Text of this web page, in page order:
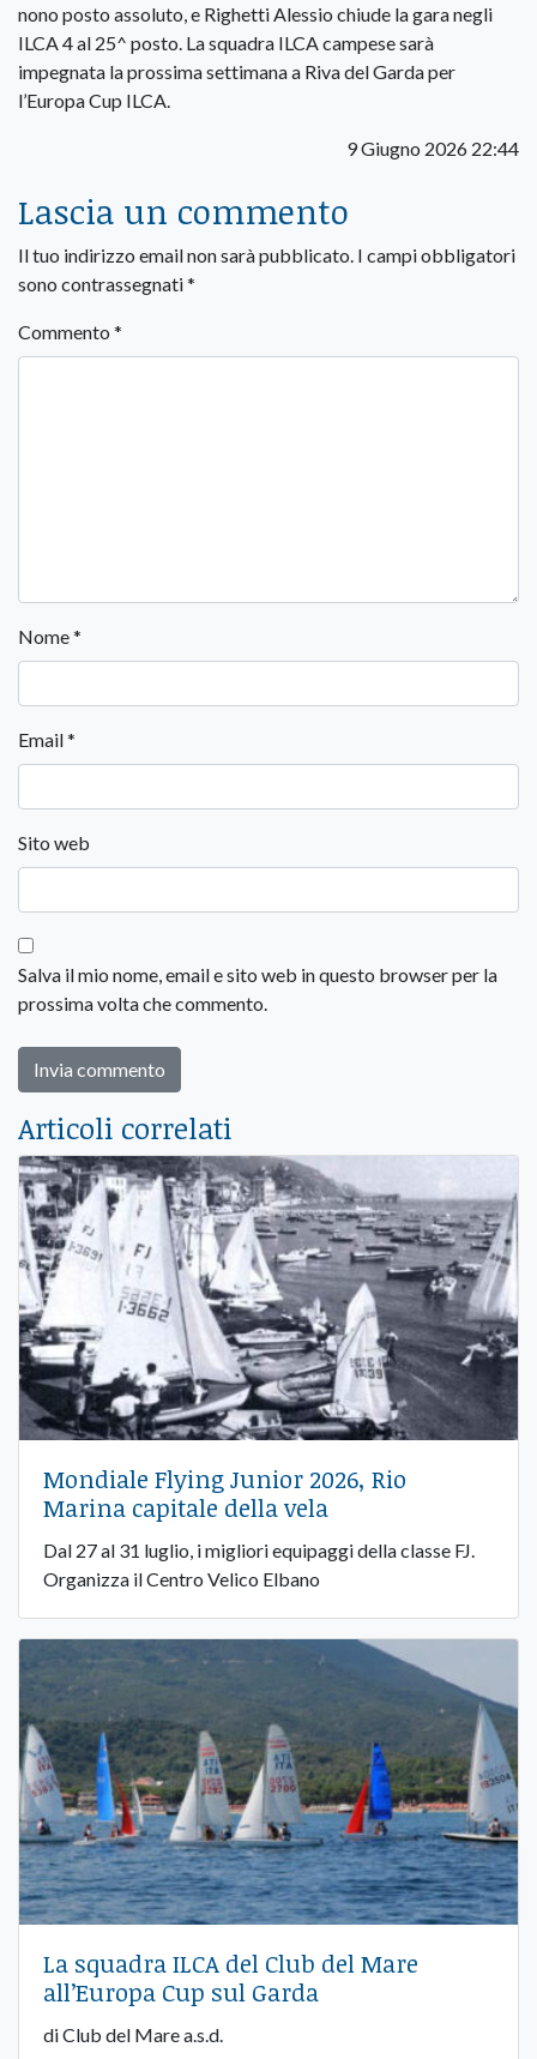
nono posto assoluto, e Righetti Alessio chiude la gara negli
ILCA 4 al 25^ posto. La squadra ILCA campese sarà
impegnata la prossima settimana a Riva del Garda per
l’Europa Cup ILCA.
9 Giugno 2026 22:44
Lascia un commento
Il tuo indirizzo email non sarà pubblicato. I campi obbligatori
sono contrassegnati*
Commento *
Nome*
Email*
Sito web
Salva il mio nome, email e sito web in questo browser per la
prossima volta che commento.
Articoli correlati
Mondiale Flying Junior 2026, Rio
Marina capitale della vela
Dal 27 al 31 luglio, i migliori equipaggi della classe FJ.
Organizza il Centro Velico Elbano
La squadra ILCA del Club del Mare
all’Europa Cup sul Garda
di Club del Mare a.s.d.